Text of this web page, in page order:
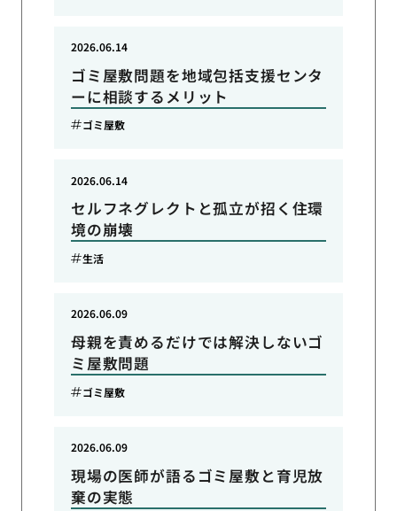
ゴミ屋敷問題を地域包括支援センタ
ーに相談するメリット
2026.06.14
ゴミ屋敷
セルフネグレクトと孤立が招く住環
境の崩壊
2026.06.14
生活
母親を責めるだけでは解決しないゴ
ミ屋敷問題
2026.06.09
ゴミ屋敷
現場の医師が語るゴミ屋敷と育児放
棄の実態
2026.06.09